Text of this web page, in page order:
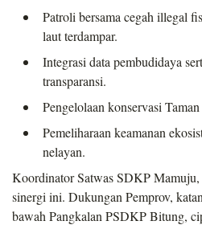
Patroli bersama cegah illegal
laut terdampar.
Integrasi data pembudidaya
transparansi.
Pengelolaan konservasi
Pemeliharaan keamanan
nelayan.
Koordinator Satwas SDKP
sinergi ini. Dukungan Pemprov,
bawah Pangkalan PSDKP Bitung,